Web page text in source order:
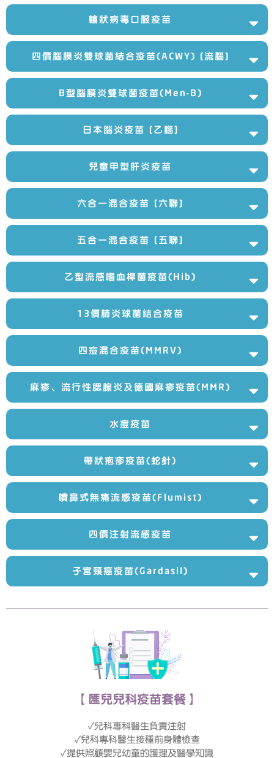
輪狀病毒口服疫苗
四價腦膜炎雙球菌結合疫苗(ACWY) [流腦]
B型腦膜炎雙球菌疫苗(Men-B)
日本腦炎疫苗 [乙腦]
兒童甲型肝炎疫苗
六合一混合疫苗 [六聯]
五合一混合疫苗 [五聯]
乙型流感嗜血桿菌疫苗(Hib)
13價肺炎球菌結合疫苗
四痘混合疫苗(MMRV)
麻疹、流行性腮腺炎及德國麻疹疫苗(MMR)
水痘疫苗
帶狀疱疹疫苗(蛇針)
噴鼻式無痛流感疫苗(Flumist)
四價注射流感疫苗
子宮頸癌疫苗(Gardasil)
【匯兒兒科疫苗套餐】
✓兒科專科醫生負責注射
✓兒科專科醫生接種前身體檢查
✓提供照顧嬰兒幼童的護理及醫學知識